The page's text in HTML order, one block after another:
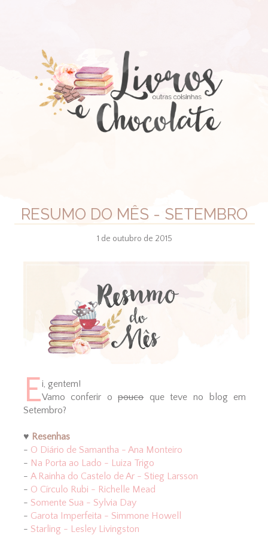
RESUMO DO MÊS - SETEMBRO
1 de outubro de 2015
Ei, gentem!
Vamo conferir opoucoque teve no blog em
Setembro?
♥ Resenhas
- O Diário de Samantha - Ana Monteiro
- Na Porta ao Lado - Luiza Trigo
- A Rainha do Castelo de Ar - Stieg Larsson
- O Círculo Rubi - Richelle Mead
- Somente Sua - Sylvia Day
- Garota Imperfeita - Simmone Howell
- Starling - Lesley Livingston